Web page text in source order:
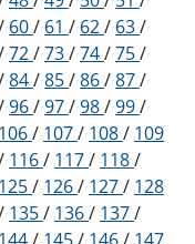
60/ 61 / 62/ 63/
72/73/74/75/
84/85/86/87/
96/97/98/99/
106/ 107/ 108/ 109
116/ 117/ 118/
125/ 126/ 127/ 128
135/ 136/ 137/